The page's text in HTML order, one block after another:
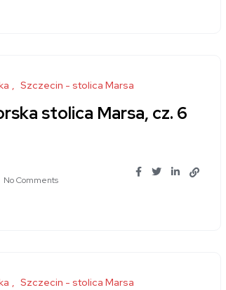
Szczecin - stolica Marsa
stolica Marsa, cz. 6
No Comments
Szczecin - stolica Marsa